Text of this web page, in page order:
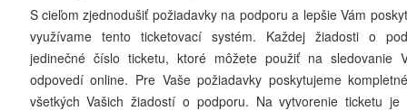
S cieľom zjednodušiť požiadavky na podporu a lepšie Vám
využívame tento ticketovací systém. Každej žiadosti o
jedinečné číslo ticketu, ktoré môžete použiť na sledovanie
odpovedí online. Pre Vaše požiadavky poskytujeme
všetkých Vašich žiadostí o podporu. Na vytvorenie ticketu